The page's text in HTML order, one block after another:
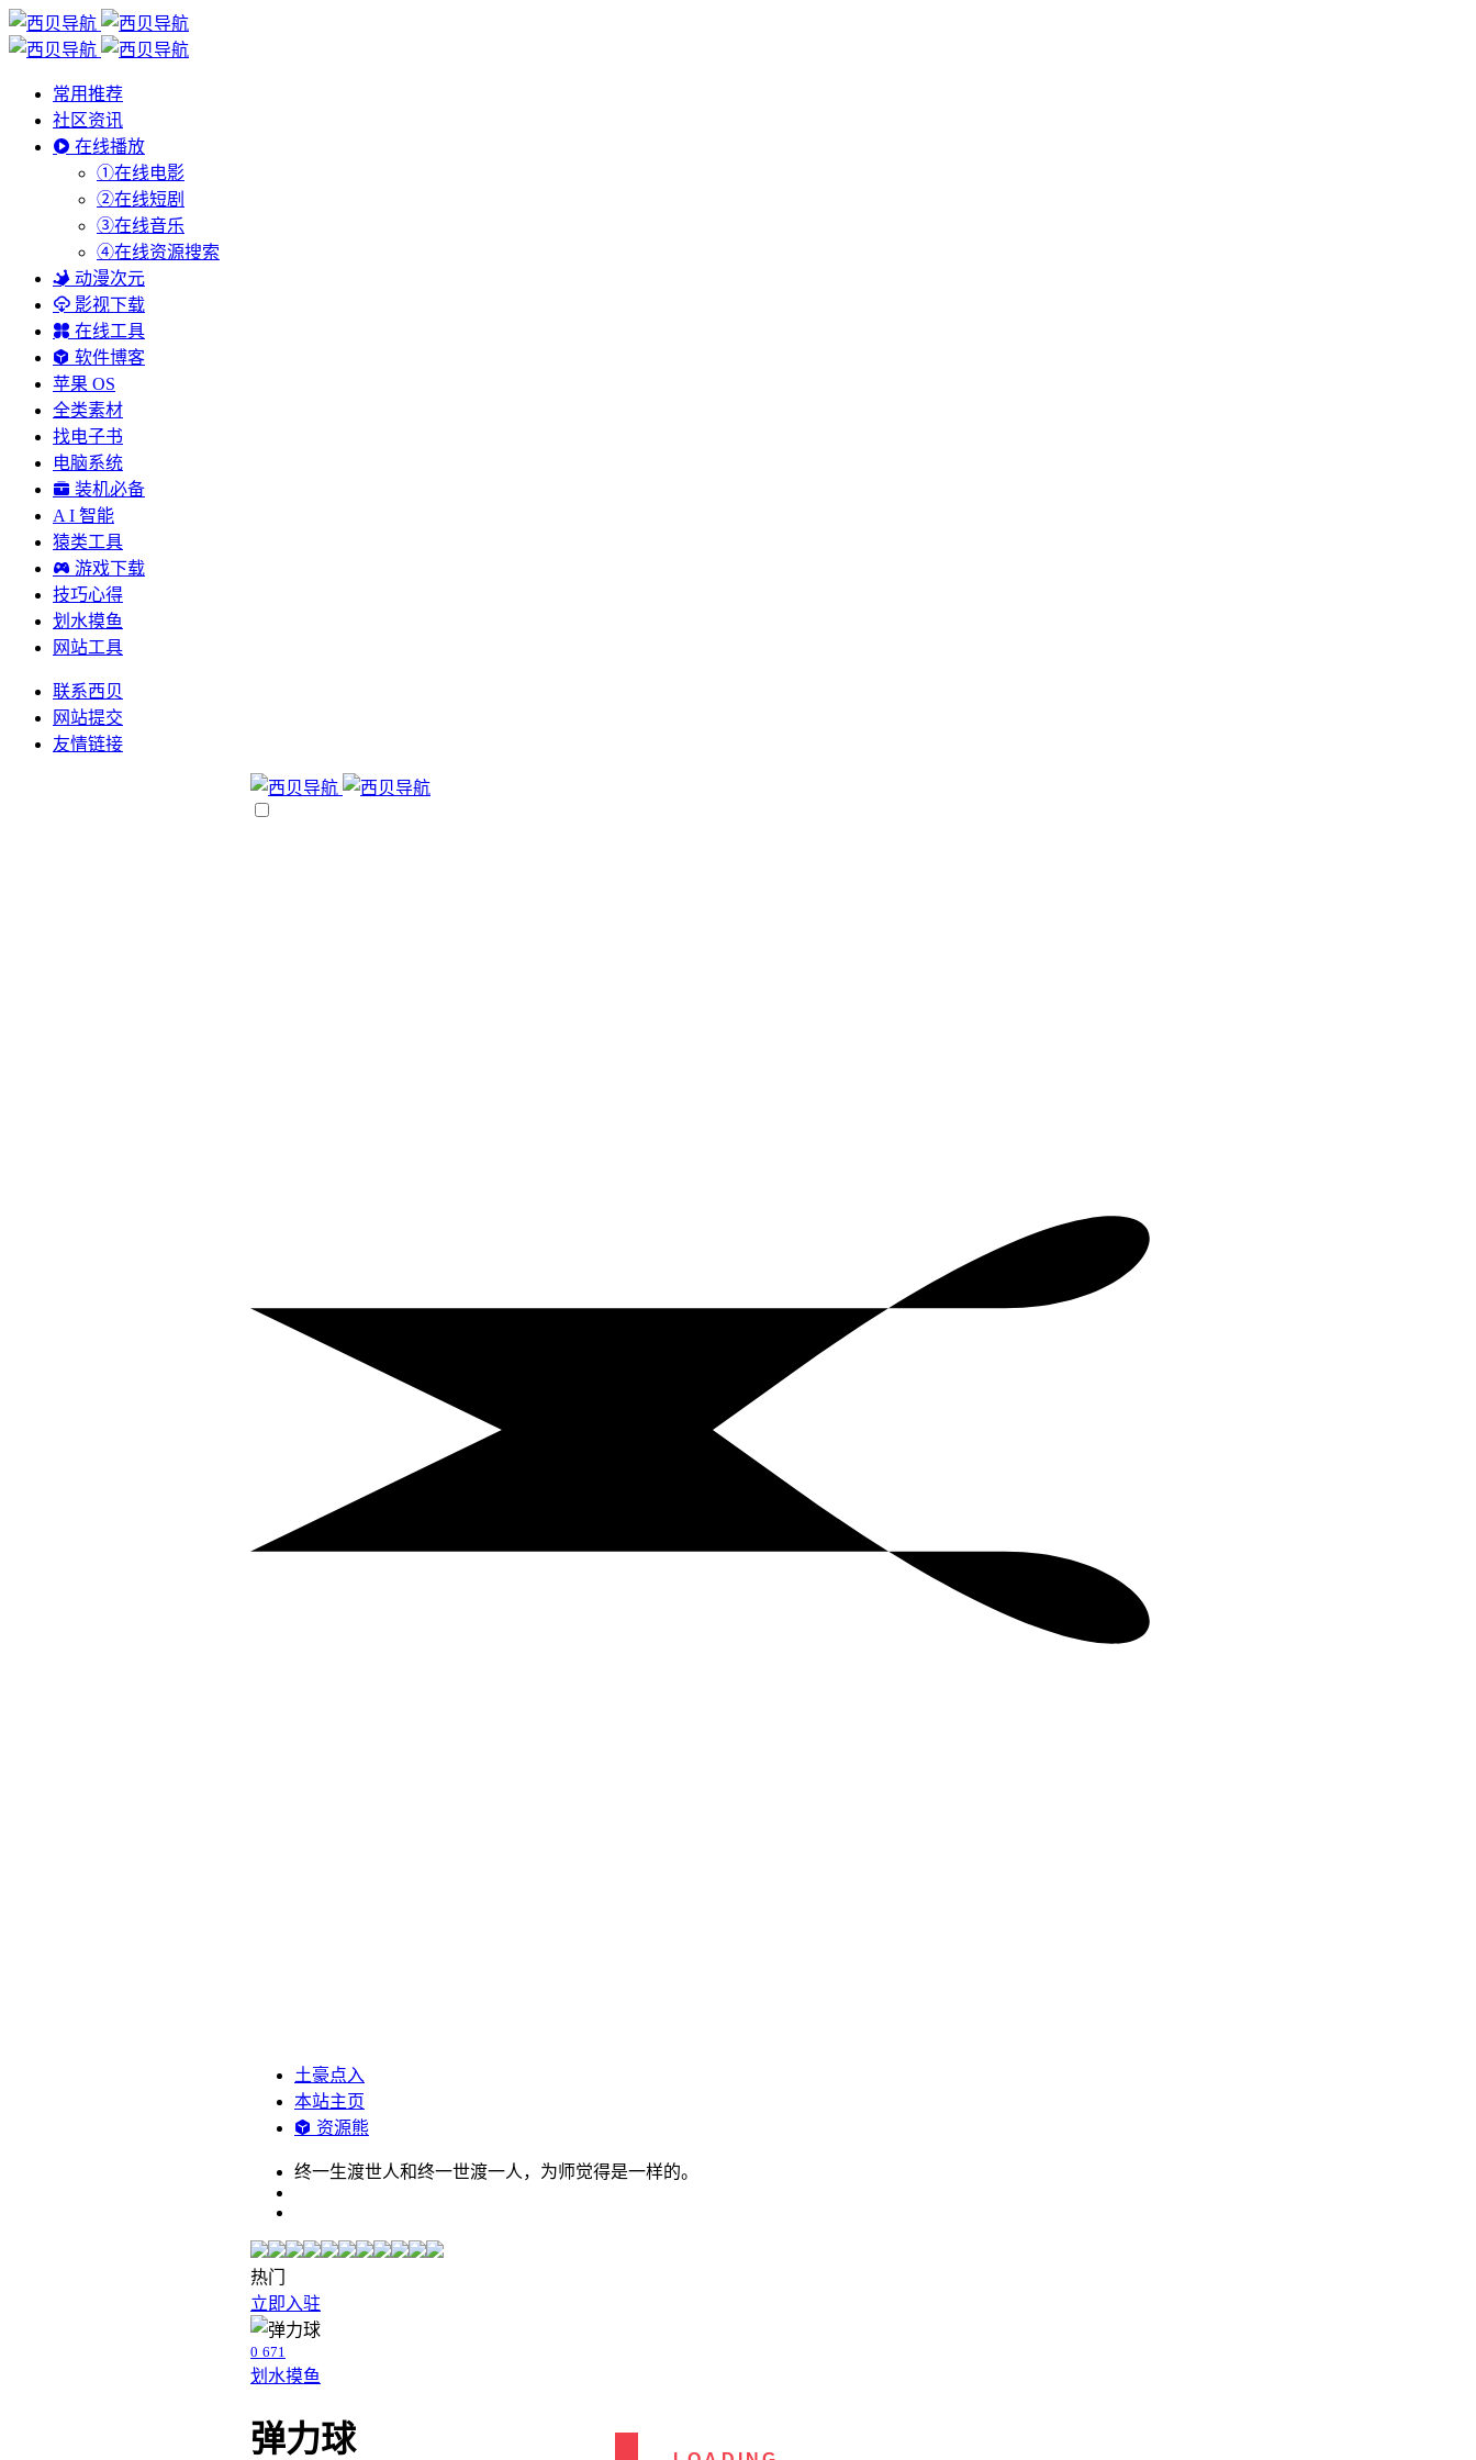
常用推荐
社区资讯
在线播放
①在线电影
②在线短剧
③在线音乐
④在线资源搜索
动漫次元
影视下载
在线工具
软件博客
苹果 OS
全类素材
找电子书
电脑系统
装机必备
A I 智能
猿类工具
游戏下载
技巧心得
划水摸鱼
网站工具
联系西贝
网站提交
友情链接
土豪点入
本站主页
资源熊
终一生渡世人和终一世渡一人，为师觉得是一样的。
热门
立即入驻
0 671
划水摸鱼
弹力球